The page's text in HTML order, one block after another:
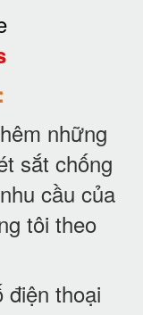
những
sắt chống
cầu của
tôi theo
thoại